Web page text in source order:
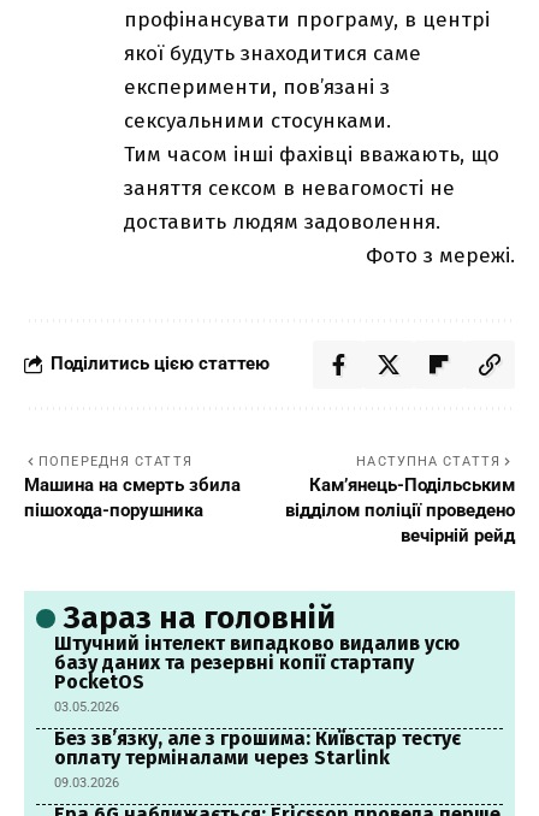
профінансувати програму, в центрі
якої будуть знаходитися саме
експерименти, пов’язані з
сексуальними стосунками.
Тим часом інші фахівці вважають, що
заняття сексом в невагомості не
доставить людям задоволення.
Фото з мережі.
Поділитись цією статтею
ПОПЕРЕДНЯ СТАТТЯ
Машина на смерть збила
пішохода-порушника
НАСТУПНА СТАТТЯ
Кам’янець-Подільським
відділом поліції проведено
вечірній рейд
Зараз на головній
Штучний інтелект випадково видалив усю
базу даних та резервні копії стартапу
PocketOS
03.05.2026
Без зв’язку, але з грошима: Київстар тестує
оплату терміналами через Starlink
09.03.2026